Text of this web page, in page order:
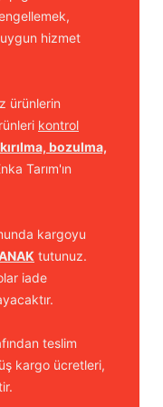
engellemek,
hizmet
ürünlerin
kontrol
kırılma, bozulma,
Tarım'ın
kargoyu
tutunuz.
iade
teslim
kargo ücretleri,